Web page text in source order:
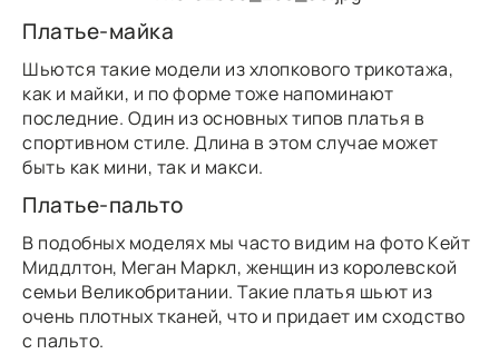
Платье-майка
Шьются такие модели из хлопкового трикотажа,
как и майки, и по форме тоже напоминают
последние. Один из основных типов платья в
спортивном стиле. Длина в этом случае может
быть как мини, так и макси.
Платье-пальто
В подобных моделях мы часто видим на фото Кейт
Миддлтон, Меган Маркл, женщин из королевской
семьи Великобритании. Такие платья шьют из
очень плотных тканей, что и придает им сходство
с пальто.